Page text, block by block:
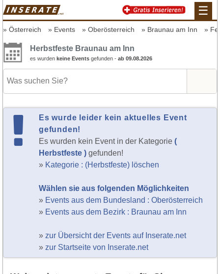
☰
Österreich Events Oberösterreich Braunau am Inn
Herbstfeste Braunau am Inn
es wurden keine Events gefunden - ab 09.08.2026
Es wurde leider kein aktuelles Event
gefunden!
Es wurden kein Event in der Kategorie (
Herbstfeste ) gefunden!
» Kategorie : (Herbstfeste) löschen
Wählen sie aus folgenden Möglichkeiten
» Events aus dem Bundesland : Oberösterreich
» Events aus dem Bezirk : Braunau am Inn
» zur Übersicht der Events auf Inserate.net
» zur Startseite von Inserate.net